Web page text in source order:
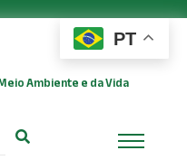
Ambiente e da Vida
PT